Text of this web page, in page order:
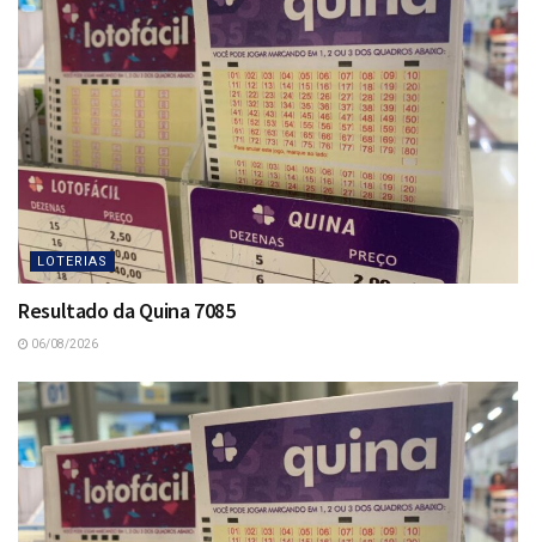
LOTERIAS
Resultado da Quina 7085
06/08/2026